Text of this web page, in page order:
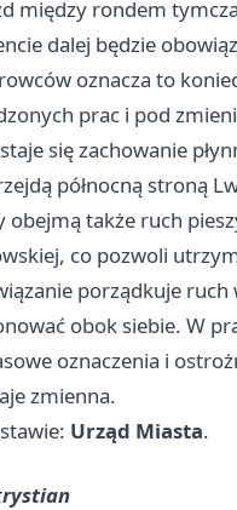
między rondem
dalej będzie
oznacza to
prac i pod
się zachowanie
północną stroną
obejmą także ruch
co pozwoli
porządkuje
obok siebie. W
oznaczenia i
zmienna.
Urząd Miasta.